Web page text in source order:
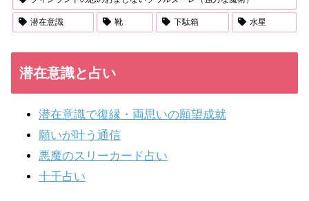
潜在意識 靴 下駄箱 水星
潜在意識と占い
潜在意識で復縁・両思いの願望成就
願いが叶う通信
悪魔のスリーカード占い
十干占い